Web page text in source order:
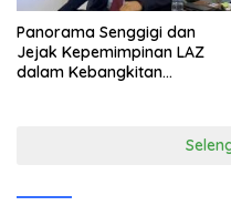
Panorama Senggigi dan
Jejak Kepemimpinan LAZ
dalam Kebangkitan